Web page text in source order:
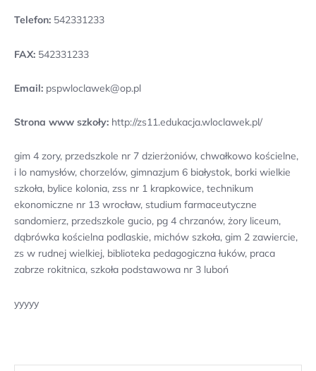
Telefon: 542331233
FAX: 542331233
Email: pspwloclawek@op.pl
Strona www szkoły: http://zs11.edukacja.wloclawek.pl/
gim 4 zory, przedszkole nr 7 dzierżoniów, chwałkowo kościelne,
i lo namysłów, chorzelów, gimnazjum 6 białystok, borki wielkie
szkoła, bylice kolonia, zss nr 1 krapkowice, technikum
ekonomiczne nr 13 wrocław, studium farmaceutyczne
sandomierz, przedszkole gucio, pg 4 chrzanów, żory liceum,
dąbrówka kościelna podlaskie, michów szkoła, gim 2 zawiercie,
zs w rudnej wielkiej, biblioteka pedagogiczna łuków, praca
zabrze rokitnica, szkoła podstawowa nr 3 luboń
yyyyy